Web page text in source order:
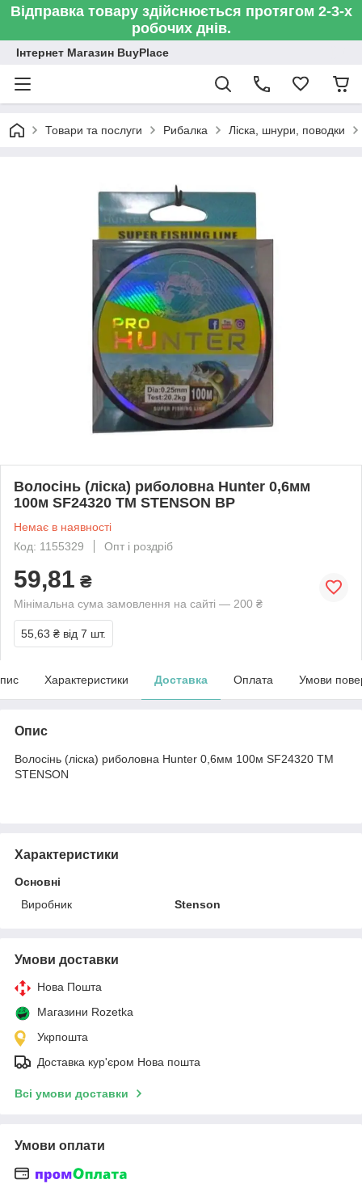
Відправка товару здійснюється протягом 2-3-х
робочих днів.
Інтернет Магазин BuyPlace
Товари та послуги Рибалка Ліска, шнури, поводки
Волосінь (ліска) риболовна Hunter 0,6мм
100м SF24320 ТМ STENSON BP
Немає в наявності
Код: 1155329
Опт і роздріб
59,81 ₴
Мінімальна сума замовлення на сайті — 200 ₴
55,63 ₴ від 7 шт.
Характеристики Доставка Оплата Умови
Опис
Волосінь (ліска) риболовна Hunter 0,6мм 100м SF24320 ТМ
STENSON
Характеристики
Основні
Виробник
Stenson
Умови доставки
Нова Пошта
Магазини Rozetka
Укрпошта
Доставка кур'єром Нова пошта
Всі умови доставки
Умови оплати